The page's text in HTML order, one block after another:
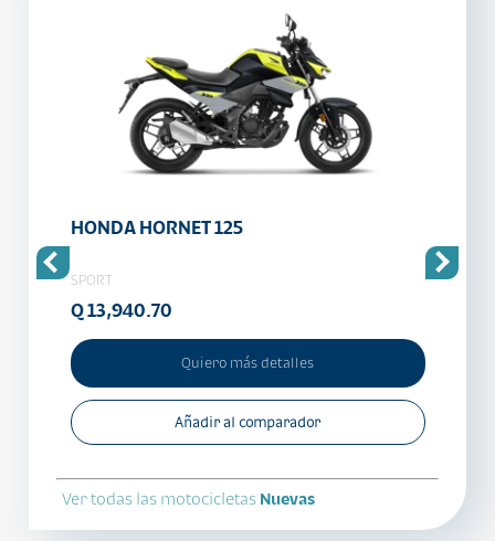
HONDA HORNET 125
SPORT
Q 13,940.70
Quiero más detalles
Añadir al comparador
SPORT
Ver todas las motocicletas Nuevas